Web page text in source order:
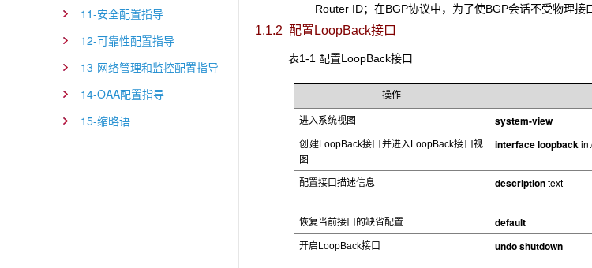
11-安全配置指导
12-可靠性配置指导
13-网络管理和监控配置指导
14-OAA配置指导
15-缩略语
Router ID；在BGP协议中，为了使BGP会话不受物理接
1.1.2 配置LoopBack接口
表1-1 配置LoopBack接口
操作
进入系统视图 system-view
创建LoopBack接口并进入LoopBack接口视
图
interface loopback
配置接口描述信息 descriptiontext
恢复当前接口的缺省配置 default
开启LoopBack接口 undo shutdown